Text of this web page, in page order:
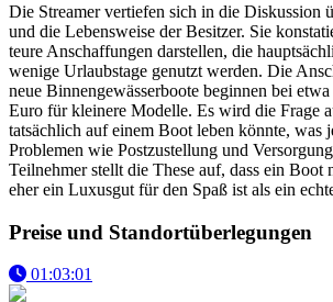
Die Streamer vertiefen sich in die Diskussion
und die Lebensweise der Besitzer. Sie
teure Anschaffungen darstellen, die
wenige Urlaubstage genutzt werden. Die
neue Binnengewässerboote beginnen bei
Euro für kleinere Modelle. Es wird die Frage
tatsächlich auf einem Boot leben könnte, was
Problemen wie Postzustellung und
Teilnehmer stellt die These auf, dass ein Boot
eher ein Luxusgut für den Spaß ist als ein
Preise und Standortüberlegungen
01:03:01